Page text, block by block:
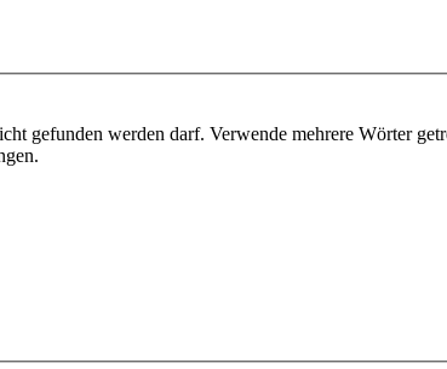
gefunden werden darf. Verwende mehrere Wörter